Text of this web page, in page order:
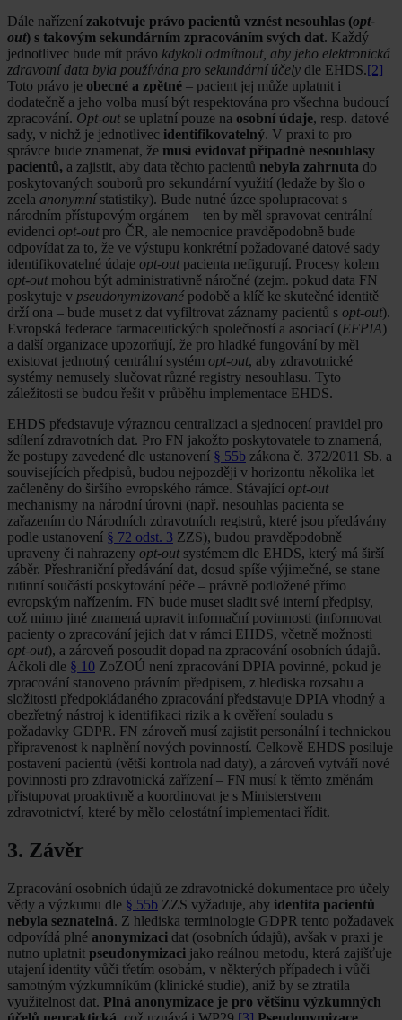
Dále nařízení zakotvuje právo pacientů vznést nesouhlas (opt-
out) s takovým sekundárním zpracováním svých dat. Každý
jednotlivec bude mít právo kdykoli odmítnout, aby jeho elektronická
zdravotní data byla používána pro sekundární účely dle EHDS.[2]
Toto právo je obecné a zpětné – pacient jej může uplatnit i
dodatečně a jeho volba musí být respektována pro všechna budoucí
zpracování. Opt-outse uplatní pouze na osobní údaje, resp. datové
sady, v nichž je jednotlivec identifikovatelný. V praxi to pro
správce bude znamenat, že musí evidovat případné nesouhlasy
pacientů, a zajistit, aby data těchto pacientů nebyla zahrnuta do
poskytovaných souborů pro sekundární využití (ledaže by šlo o
zcela anonymnístatistiky). Bude nutné úzce spolupracovat s
národním přístupovým orgánem – ten by měl spravovat centrální
evidenci opt-outpro ČR, ale nemocnice pravděpodobně bude
odpovídat za to, že ve výstupu konkrétní požadované datové sady
identifikovatelné údaje opt-outpacienta nefigurují. Procesy kolem
opt-outmohou být administrativně náročné (zejm. pokud data FN
poskytuje v pseudonymizovanépodobě a klíč ke skutečné identitě
drží ona – bude muset z dat vyfiltrovat záznamy pacientů s opt-out).
Evropská federace farmaceutických společností a asociací (EFPIA)
a další organizace upozorňují, že pro hladké fungování by měl
existovat jednotný centrální systém opt-out, aby zdravotnické
systémy nemusely slučovat různé registry nesouhlasu. Tyto
záležitosti se budou řešit v průběhu implementace EHDS.
EHDS představuje výraznou centralizaci a sjednocení pravidel pro
sdílení zdravotních dat. Pro FN jakožto poskytovatele to znamená,
že postupy zavedené dle ustanovení § 55b zákona č. 372/2011 Sb. a
souvisejících předpisů, budou nejpozději v horizontu několika let
začleněny do širšího evropského rámce. Stávající opt-out
mechanismy na národní úrovni (např. nesouhlas pacienta se
zařazením do Národních zdravotních registrů, které jsou předávány
podle ustanovení § 72 odst. 3 ZZS), budou pravděpodobně
upraveny či nahrazeny opt-outsystémem dle EHDS, který má širší
záběr. Přeshraniční předávání dat, dosud spíše výjimečné, se stane
rutinní součástí poskytování péče – právně podložené přímo
evropským nařízením. FN bude muset sladit své interní předpisy,
což mimo jiné znamená upravit informační povinnosti (informovat
pacienty o zpracování jejich dat v rámci EHDS, včetně možnosti
opt-out), a zároveň posoudit dopad na zpracování osobních údajů.
Ačkoli dle § 10 ZoZOÚ není zpracování DPIA povinné, pokud je
zpracování stanoveno právním předpisem, z hlediska rozsahu a
složitosti předpokládaného zpracování představuje DPIA vhodný a
obezřetný nástroj k identifikaci rizik a k ověření souladu s
požadavky GDPR. FN zároveň musí zajistit personální i technickou
připravenost k naplnění nových povinností. Celkově EHDS posiluje
postavení pacientů (větší kontrola nad daty), a zároveň vytváří nové
povinnosti pro zdravotnická zařízení – FN musí k těmto změnám
přistupovat proaktivně a koordinovat je s Ministerstvem
zdravotnictví, které by mělo celostátní implementaci řídit.
3. Závěr
Zpracování osobních údajů ze zdravotnické dokumentace pro účely
vědy a výzkumu dle § 55b ZZS vyžaduje, aby identita pacientů
nebyla seznatelná. Z hlediska terminologie GDPR tento požadavek
odpovídá plné anonymizaci dat (osobních údajů), avšak v praxi je
nutno uplatnit pseudonymizaci jako reálnou metodu, která zajišťuje
utajení identity vůči třetím osobám, v některých případech i vůči
samotným výzkumníkům (klinické studie), aniž by se ztratila
využitelnost dat. Plná anonymizace je pro většinu výzkumných